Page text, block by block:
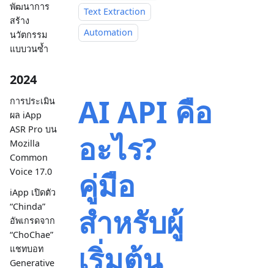
พัฒนาการ
สร้าง
นวัตกรรม
แบบวนซ้ำ
2024
การประเมิน
ผล iApp
ASR Pro บน
Mozilla
Common
Voice 17.0
iApp เปิดตัว
“Chinda”
อัพเกรดจาก
“ChoChae”
แชทบอท
Generative
Text Extraction
Automation
AI API คือ
อะไร?
คู่มือ
สำหรับผู้
เริ่มต้น